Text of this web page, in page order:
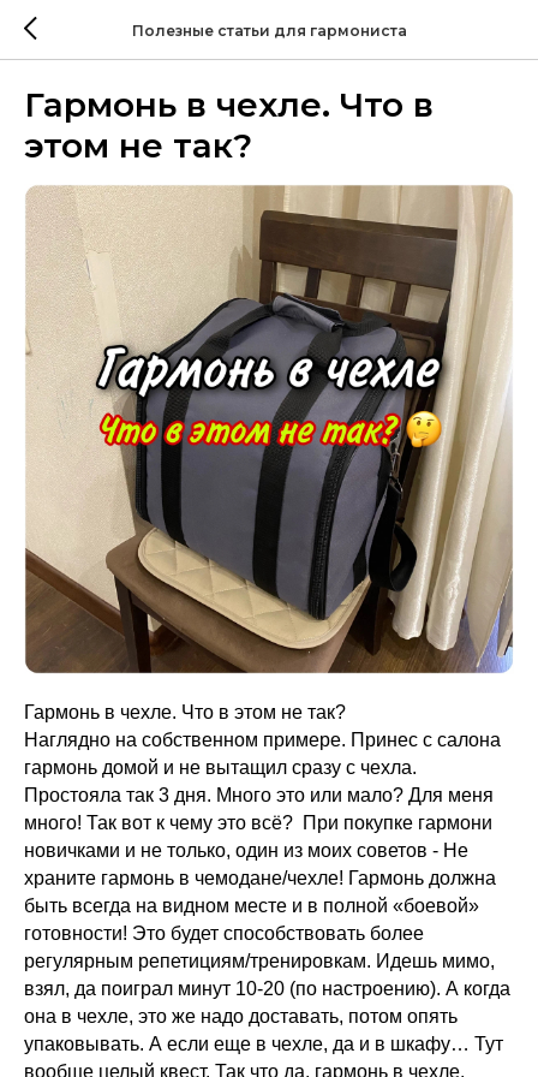
Полезные статьи для гармониста
Гармонь в чехле. Что в
этом не так?
Гармонь в чехле. Что в этом не так?
Наглядно на собственном примере. Принес с салона
гармонь домой и не вытащил сразу с чехла.
Простояла так 3 дня. Много это или мало? Для меня
много! Так вот к чему это всё? При покупке гармони
новичками и не только, один из моих советов - Не
храните гармонь в чемодане/чехле! Гармонь должна
быть всегда на видном месте и в полной «боевой»
готовности! Это будет способствовать более
регулярным репетициям/тренировкам. Идешь мимо,
взял, да поиграл минут 10-20 (по настроению). А когда
она в чехле, это же надо доставать, потом опять
упаковывать. А если еще в чехле, да и в шкафу… Тут
вообще целый квест. Так что да, гармонь в чехле,